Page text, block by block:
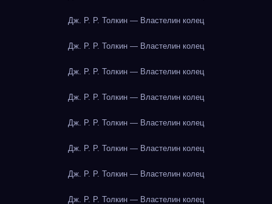
Дж. Р. Р. Толкин — Властелин колец
Дж. Р. Р. Толкин — Властелин колец
Дж. Р. Р. Толкин — Властелин колец
Дж. Р. Р. Толкин — Властелин колец
Дж. Р. Р. Толкин — Властелин колец
Дж. Р. Р. Толкин — Властелин колец
Дж. Р. Р. Толкин — Властелин колец
Дж. Р. Р. Толкин — Властелин колец